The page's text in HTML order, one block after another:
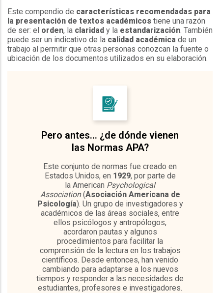
Este compendio de características recomendadas para
la presentación de textos académicos tiene una razón
de ser: el orden, la claridad y la estandarización. También
puede ser un indicativo de la calidad académica de un
trabajo al permitir que otras personas conozcan la fuente o
ubicación de los documentos utilizados en su elaboración.
Pero antes… ¿de dónde vienen
las Normas APA?
Este conjunto de normas fue creado en
Estados Unidos, en 1929, por parte de
la American Psychological
Association(Asociación Americana de
Psicología). Un grupo de investigadores y
académicos de las áreas sociales, entre
ellos psicólogos y antropólogos,
acordaron pautas y algunos
procedimientos para facilitar la
comprensión de la lectura en los trabajos
científicos. Desde entonces, han venido
cambiando para adaptarse a los nuevos
tiempos y responder a las necesidades de
estudiantes, profesores e investigadores.